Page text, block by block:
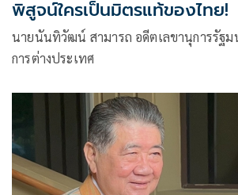
พิสูจน์ใครเป็นมิตรแท้ของไทย!
นายนันทิวัฒน์ สามารถ อดีตเลขานุการรัฐม
การต่างประเทศ